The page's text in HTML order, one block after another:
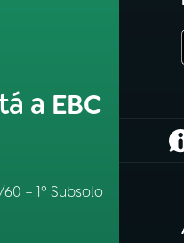
a EBC
– 1º Subsolo